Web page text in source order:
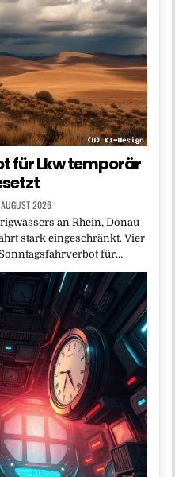
für Lkw temporär
2026
an Rhein, Donau
stark eingeschränkt. Vier
für…